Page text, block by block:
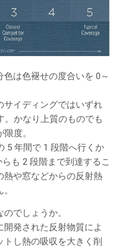
は色褪せの度合いを 0～
サイディングではいずれ
。かなり上質のものでも
度。
5 年間で 1 段階へ行くか
も 2 段階まで到達するこ
熱や窓などからの反射熱
でしょうか。
発された反射物質によ
し熱の吸収を大きく削